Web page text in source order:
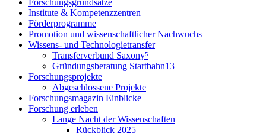
Institute & Kompetenzzentren
Förderprogramme
Promotion und wissenschaftlicher Nachwuchs
Wissens- und Technologietransfer
Transferverbund Saxony⁵
Gründungsberatung Startbahn13
Forschungsprojekte
Abgeschlossene Projekte
Forschungsmagazin Einblicke
Forschung erleben
Lange Nacht der Wissenschaften
Rückblick 2025